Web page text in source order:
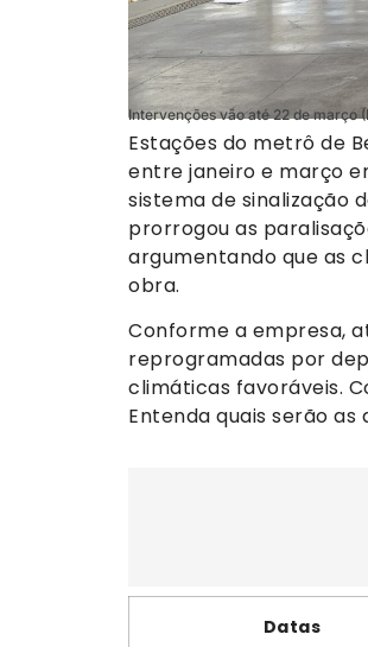
Intervenções vão até 22 de março
Estações do metrô de
entre janeiro e março
sistema de sinalização
prorrogou as
argumentando que as
obra.
Conforme a empresa,
reprogramadas por
climáticas favoráveis.
Entenda quais serão
Datas